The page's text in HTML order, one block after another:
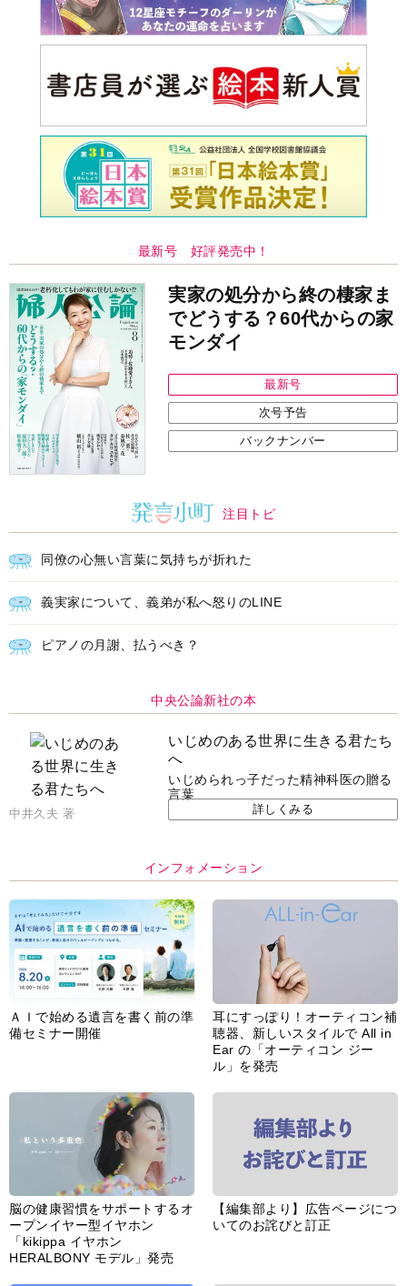
最新号 好評発売中！
実家の処分から終の棲家ま
でどうする？60代からの家
モンダイ
最新号
次号予告
バックナンバー
注目トピ
同僚の心無い言葉に気持ちが折れた
義実家について、義弟が私へ怒りのLINE
ピアノの月謝、払うべき？
中央公論新社の本
いじめのある世界に生きる君たち
へ
いじめられっ子だった精神科医の贈る
言葉
中井久夫 著 詳しくみる
インフォメーション
ＡＩで始める遺言を書く前の準
備セミナー開催
耳にすっぽり！オーティコン補
聴器、新しいスタイルで All in
Ear の「オーティコン ジー
ル」を発売
脳の健康習慣をサポートするオ
ープンイヤー型イヤホン
「kikippa イヤホン
HERALBONY モデル」発売
【編集部より】広告ページにつ
いてのお詫びと訂正